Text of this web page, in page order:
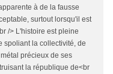
à de la fausse
surtout lorsqu'il est
/> L'histoire est pleine
spoliant la collectivité, de
précieux de ses
la république de<br